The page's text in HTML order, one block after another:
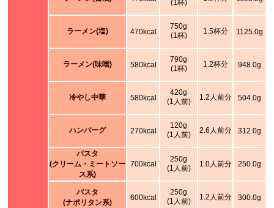
(1杯)
ラーメン(塩) 470kcal
750g
(1杯)
1.5杯分 1125.0g
ラーメン(味噌) 580kcal
790g
(1杯)
1.2杯分 948.0g
冷やし中華 580kcal
420g
(1人前)
1.2人前分 504.0g
ハンバーグ 270kcal
120g
(1人前)
2.6人前分 312.0g
パスタ
(クリーム・ミートソー
ス系)
700kcal
250g
(1人前)
1.0人前分 250.0g
パスタ
(ナポリタン系)
600kcal
250g
(1人前)
1.2人前分 300.0g